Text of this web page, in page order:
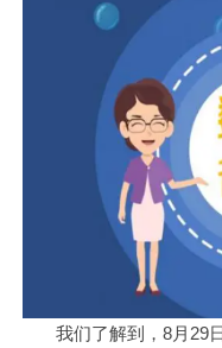
我们了解到，8月29日